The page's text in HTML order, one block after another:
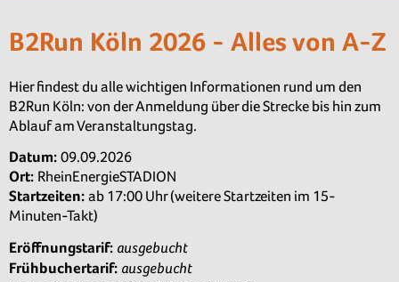
B2Run Köln 2026 - Alles von A-Z
Hier findest du alle wichtigen Informationen rund um den
B2Run Köln: von der Anmeldung über die Strecke bis hin zum
Ablauf am Veranstaltungstag.
Datum: 09.09.2026
Ort: RheinEnergieSTADION
Startzeiten: ab 17:00 Uhr (weitere Startzeiten im 15-
Minuten-Takt)
Eröffnungstarif: ausgebucht
Frühbuchertarif: ausgebucht